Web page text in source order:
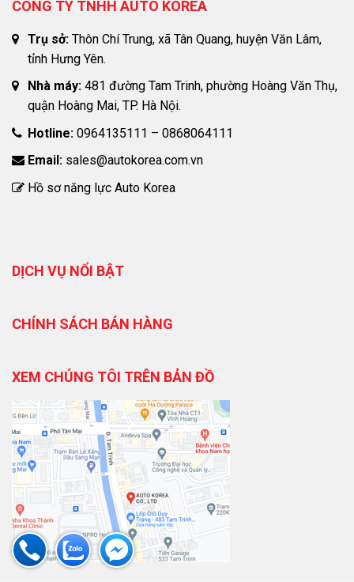
CÔNG TY TNHH AUTO KOREA
Trụ sở: Thôn Chí Trung, xã Tân Quang, huyện Văn Lâm,
tỉnh Hưng Yên.
Nhà máy: 481 đường Tam Trinh, phường Hoàng Văn Thụ,
quận Hoàng Mai, TP. Hà Nội.
Hotline: 0964135111 – 0868064111
Email: sales@autokorea.com.vn
Hồ sơ năng lực Auto Korea
DỊCH VỤ NỔI BẬT
CHÍNH SÁCH BÁN HÀNG
XEM CHÚNG TÔI TRÊN BẢN ĐỒ